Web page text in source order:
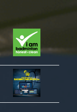
E
ASSOCIAZIONI